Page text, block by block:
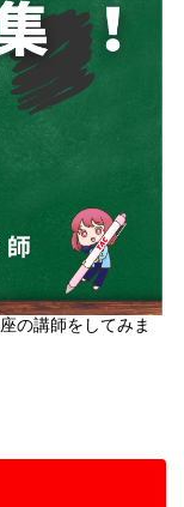
の講師をしてみま